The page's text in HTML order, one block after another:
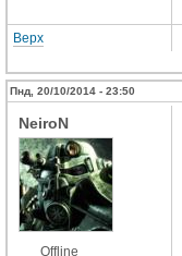
Верх
Пнд, 20/10/2014 - 23:50
NeiroN
Offline